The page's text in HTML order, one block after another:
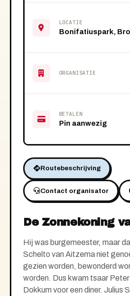
LOCATIE
ORGANISATIE
BETALEN
Pin aanwezig
Routebeschrijving
Contact organisator
De Zonnekoning
Hij was burgemeester, maar
Schelto van Aitzema niet
gezien worden, bewonderd
worden. Dus kwam tsaar
Dokkum voor een diner. Julius